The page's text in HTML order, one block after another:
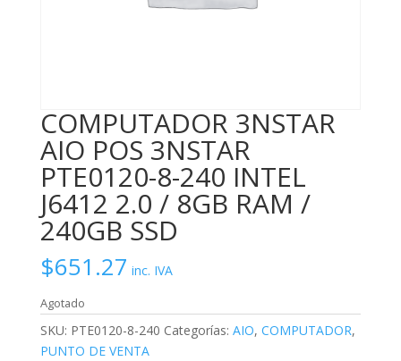
COMPUTADOR 3NSTAR
AIO POS 3NSTAR
PTE0120-8-240 INTEL
J6412 2.0 / 8GB RAM /
240GB SSD
$651.27 inc. IVA
Agotado
SKU: PTE0120-8-240 Categorías: AIO, COMPUTADOR,
PUNTO DE VENTA